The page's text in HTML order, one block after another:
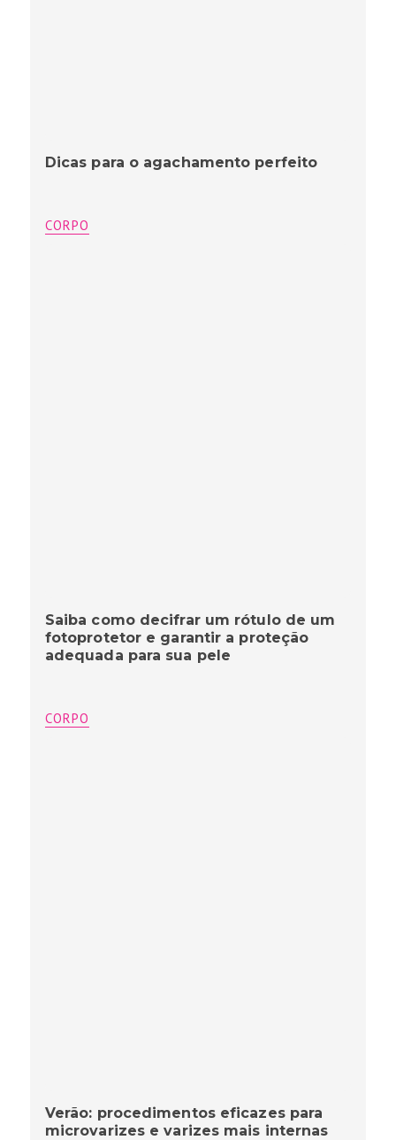
Dicas para o agachamento perfeito
CORPO
Saiba como decifrar um rótulo de um
fotoprotetor e garantir a proteção
adequada para sua pele
CORPO
Verão: procedimentos eficazes para
microvarizes e varizes mais internas